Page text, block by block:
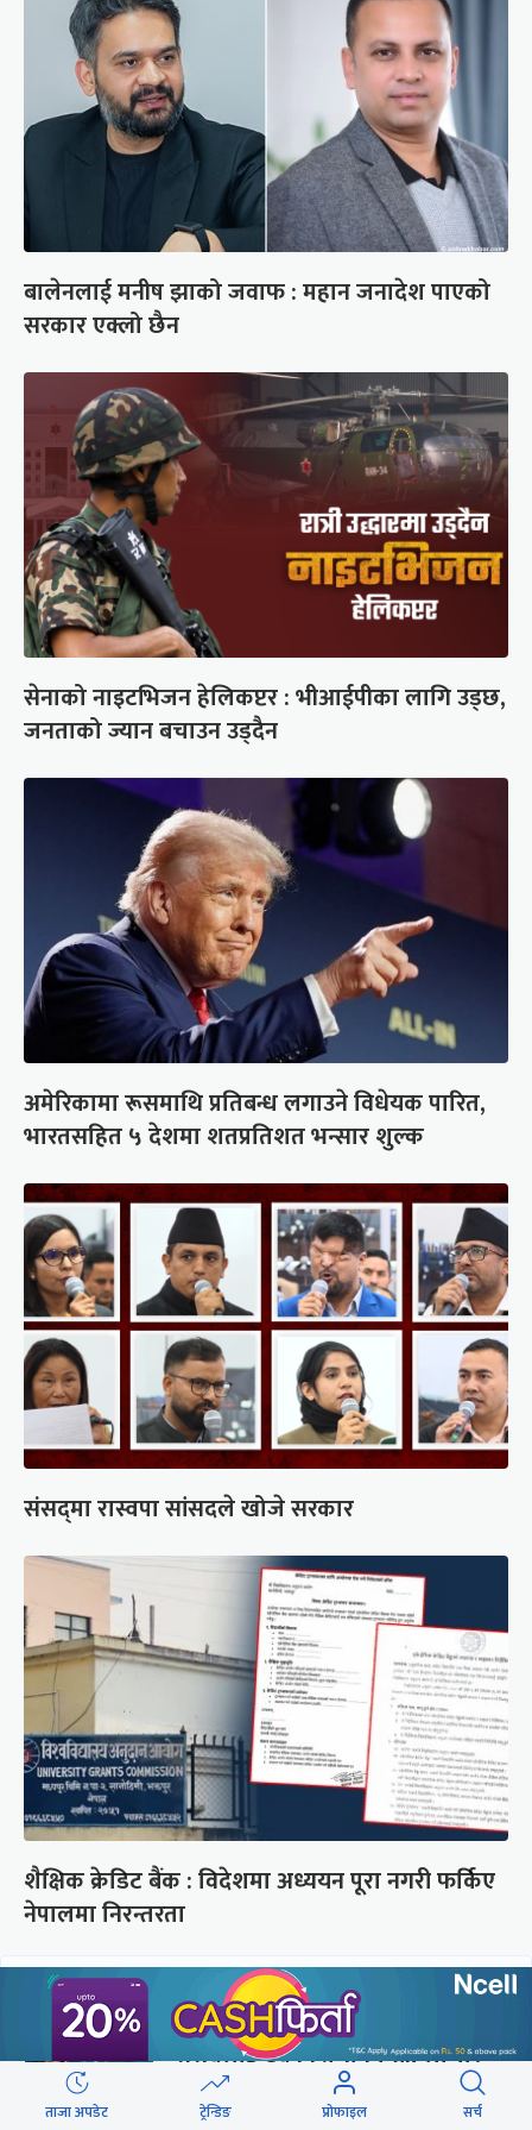
बालेनलाई मनीष झाको जवाफ : महान जनादेश पाएको
सरकार एक्लो छैन
सेनाको नाइटभिजन हेलिकप्टर : भीआईपीका लागि उड्छ,
जनताको ज्यान बचाउन उड्दैन
अमेरिकामा रूसमाथि प्रतिबन्ध लगाउने विधेयक पारित,
भारतसहित ५ देशमा शतप्रतिशत भन्सार शुल्क
संसद्‍मा रास्वपा सांसदले खोजे सरकार
शैक्षिक क्रेडिट बैंक : विदेशमा अध्ययन पूरा नगरी फर्किए
नेपालमा निरन्तरता
छुटाउनुभयो कि ?
संसद्लाई टेर्दैनन् प्रधानमन्त्री, लाचार
छन् सभामुख
ताजा अपडेट ट्रेन्डिङ प्रोफाइल सर्च